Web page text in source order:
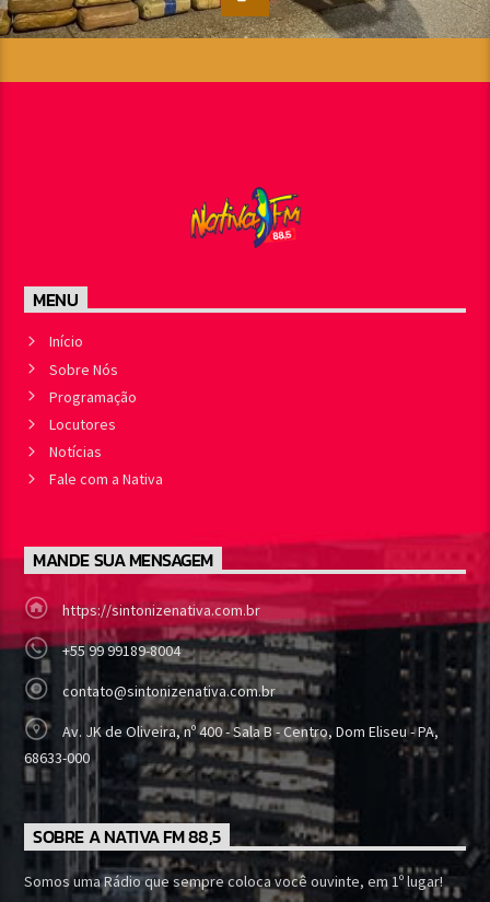
MENU
Início
Sobre Nós
Programação
Locutores
Notícias
Fale com a Nativa
MANDE SUA MENSAGEM
https://sintonizenativa.com.br
+55 99 99189-8004
contato@sintonizenativa.com.br
Av. JK de Oliveira, nº 400 - Sala B - Centro, Dom Eliseu - PA,
68633-000
SOBRE A NATIVA FM 88,5
Somos uma Rádio que sempre coloca você ouvinte, em 1º lugar!